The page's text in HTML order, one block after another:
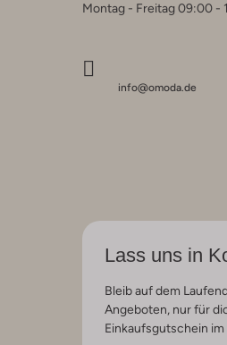
Montag - Freitag 09:00 -
info@omoda.de
Lass uns in
Bleib auf dem
Angeboten, nur für
Einkaufsgutschein im